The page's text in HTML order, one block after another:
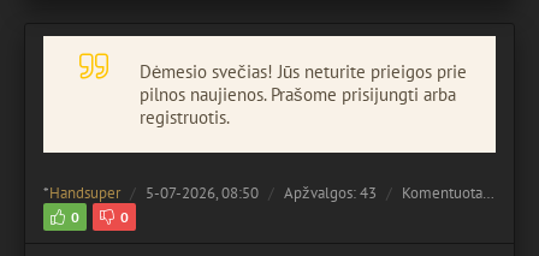
Dėmesio svečias! Jūs neturite prieigos prie
pilnos naujienos. Prašome prisijungti arba
registruotis.
*Handsuper 5-07-2026, 08:50 Apžvalgos: 43 Komentuota: 0
0 0